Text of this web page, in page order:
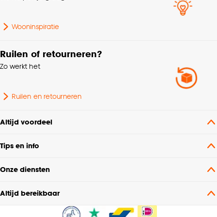
Wooninspiratie
Ruilen of retourneren?
Zo werkt het
Ruilen en retourneren
Altijd voordeel
Tips en info
Onze diensten
Altijd bereikbaar